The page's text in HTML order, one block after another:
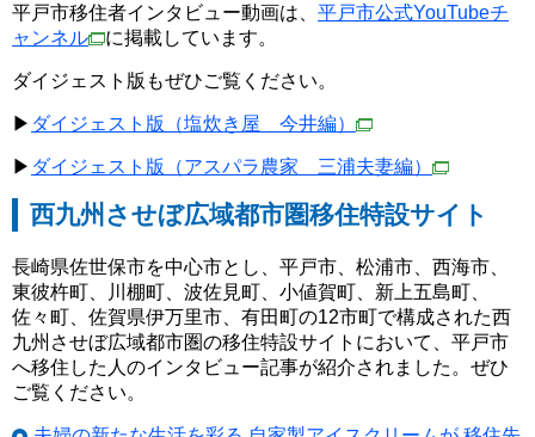
平戸市移住者インタビュー動画は、 平戸市公式YouTubeチ
ャンネル
に掲載しています。
ダイジェスト版もぜひご覧ください。
▶ ダイジェスト版（塩炊き屋 今井編）
▶ ダイジェスト版（アスパラ農家 三浦夫妻編）
西九州させぼ広域都市圏移住特設サイト
長崎県佐世保市を中心市とし、平戸市、松浦市、西海市、
東彼杵町、川棚町、波佐見町、小値賀町、新上五島町、
佐々町、佐賀県伊万里市、有田町の12市町で構成された西
九州させぼ広域都市圏の移住特設サイトにおいて、平戸市
へ移住した人のインタビュー記事が紹介されました。ぜひ
ご覧ください。